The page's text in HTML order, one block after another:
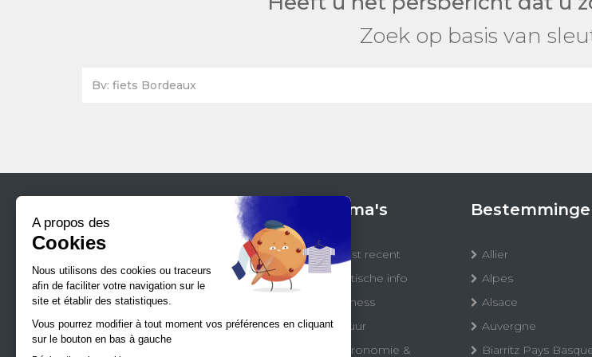
Zoek op basis van
Agentschap voor de
ontwikkeling van het toerisme
in Frankrijk
+32 2 505 38 17
+32 2 505 38 29
Thema's
Meest recent
Praktische info
Wellness
Cultuur
Gastronomie &
Allier
Alpes
Alsace
Auvergne
Biarritz Pays